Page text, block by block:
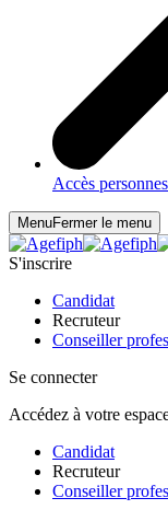
Accès
MenuFermer le menu
S'inscrire
Candidat
Recruteur
Conseiller
Se connecter
Accédez à votre
Candidat
Recruteur
Conseiller